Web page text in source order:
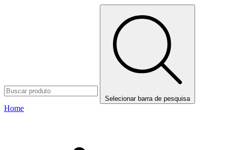
Selecionar barra de pesquisa
Home